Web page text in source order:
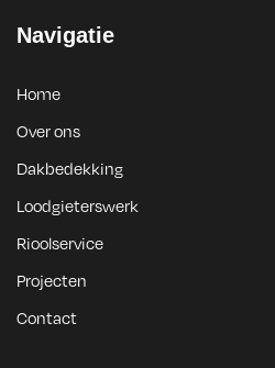
Navigatie
Home
Over ons
Dakbedekking
Loodgieterswerk
Rioolservice
Projecten
Contact